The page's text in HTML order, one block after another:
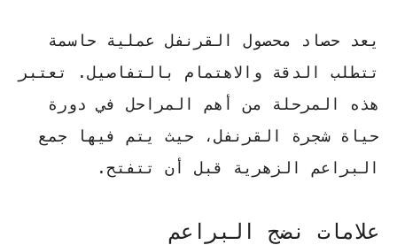
يعد حصاد محصول القرنفل عملية حاسمة
تتطلب الدقة والاهتمام بالتفاصيل. تعتبر
هذه المرحلة من أهم المراحل في دورة
حياة شجرة القرنفل، حيث يتم فيها جمع
البراعم الزهرية قبل أن تتفتح.
علامات نضج البراعم